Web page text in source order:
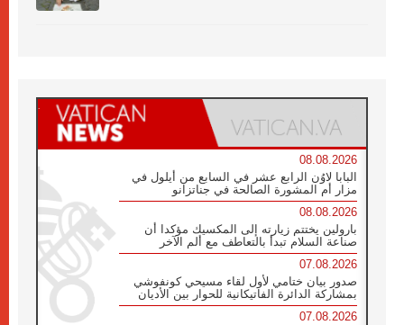
08.08.2026
البابا لاوُن الرابع عشر في السابع من أيلول في
مزار أم المشورة الصالحة في جناتزانو
08.08.2026
بارولين يختتم زيارته إلى المكسيك مؤكدا أن
صناعة السلام تبدأ بالتعاطف مع ألم الآخر
07.08.2026
صدور بيان ختامي لأول لقاء مسيحي كونفوشي
بمشاركة الدائرة الفاتيكانية للحوار بين الأديان
07.08.2026